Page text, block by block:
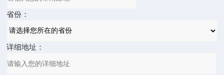
省份：
详细地址：